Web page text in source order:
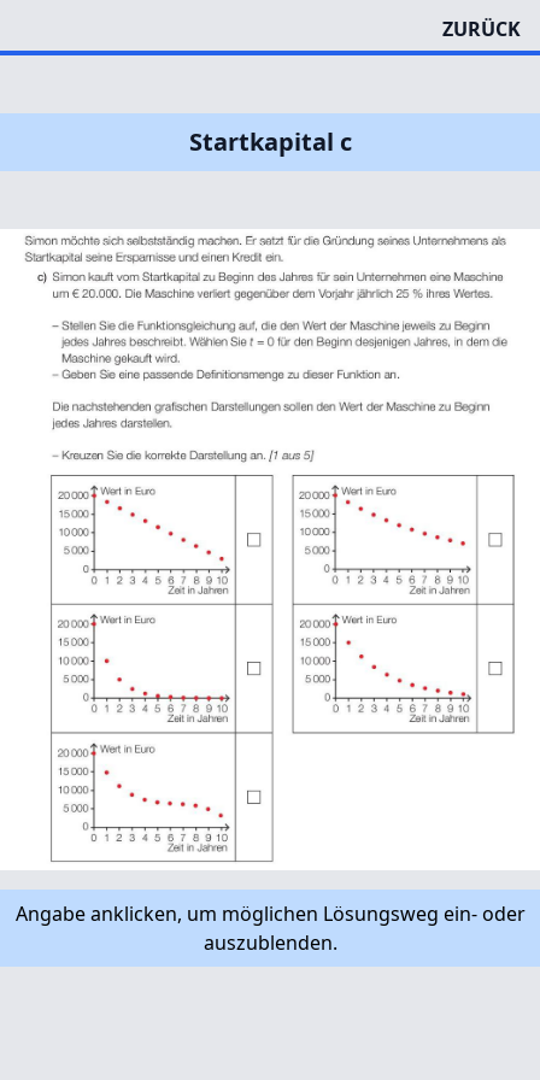
ZURÜCK
Startkapital c
Angabe anklicken, um möglichen Lösungsweg ein- oder
auszublenden.